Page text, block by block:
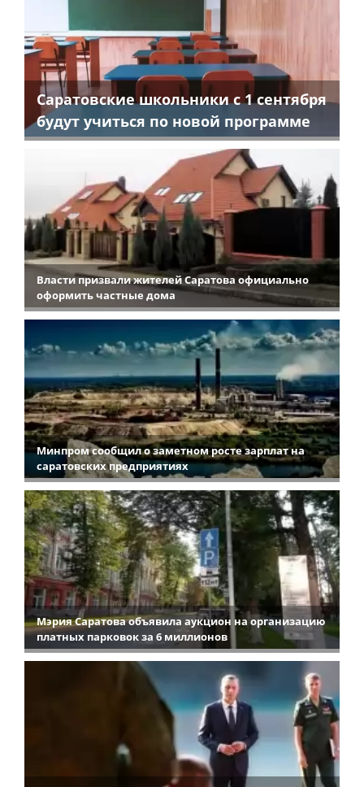
Саратовские школьники с 1 сентября
будут учиться по новой программе
Власти призвали жителей Саратова официально
оформить частные дома
Минпром сообщил о заметном росте зарплат на
саратовских предприятиях
Мэрия Саратова объявила аукцион на организацию
платных парковок за 6 миллионов